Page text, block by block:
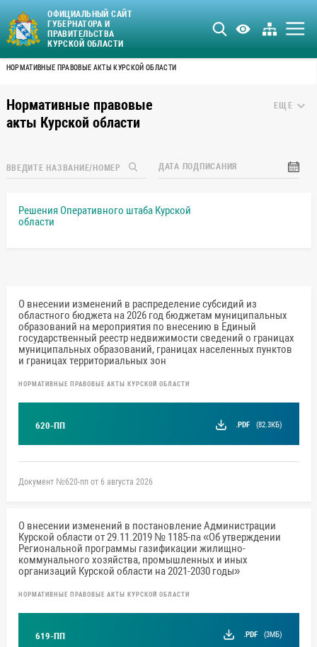
ОФИЦИАЛЬНЫЙ САЙТ
ГУБЕРНАТОРА И
ПРАВИТЕЛЬСТВА
КУРСКОЙ ОБЛАСТИ
НОРМАТИВНЫЕ ПРАВОВЫЕ АКТЫ КУРСКОЙ ОБЛАСТИ
Нормативные правовые
акты Курской области
ДАТА ПОДПИСАНИЯ
ЕЩЕ
Решения Оперативного штаба Курской
области
О внесении изменений в распределение субсидий из
областного бюджета на 2026 год бюджетам муниципальных
образований на мероприятия по внесению в Единый
государственный реестр недвижимости сведений о границах
муниципальных образований, границах населенных пунктов
и границах территориальных зон
НОРМАТИВНЫЕ ПРАВОВЫЕ АКТЫ КУРСКОЙ ОБЛАСТИ
620-ПП .PDF (82.3КБ)
Документ №620-пп от 6 августа 2026
О внесении изменений в постановление Администрации
Курской области от 29.11.2019 № 1185-па «Об утверждении
Региональной программы газификации жилищно-
коммунального хозяйства, промышленных и иных
организаций Курской области на 2021-2030 годы»
НОРМАТИВНЫЕ ПРАВОВЫЕ АКТЫ КУРСКОЙ ОБЛАСТИ
619-ПП .PDF (3МБ)